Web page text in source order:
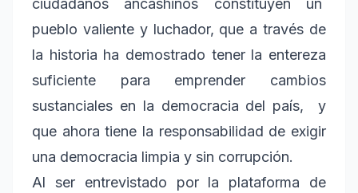
ciudadanos ancashinos constituyen un
pueblo valiente y luchador, que a través de
la historia ha demostrado tener la entereza
suficiente para emprender cambios
sustanciales en la democracia del país, y
que ahora tiene la responsabilidad de exigir
una democracia limpia y sin corrupción.
Al ser entrevistado por la plataforma de